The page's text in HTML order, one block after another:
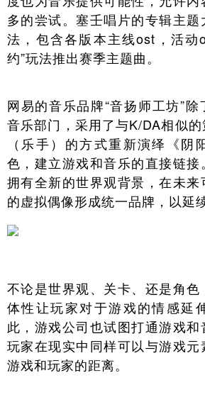
多的尝试。塞壬唱片的专辑主
法，包含各版本主线ost，活动
约”玩法推出赛季主题曲。
网易的音乐品牌“音扬师工坊”
音乐部门，采用了与K/DA相似
（乐手）的方式重新演绎《阴
色，建立游戏和音乐的直接链
拥有全新的世界观背景，在未
的虚拟偶像形成统一品牌，以延
不论是世界观、关卡、还是角
体性让玩家对于游戏的情感延
此，游戏公司也试图打通游戏
玩家在现实中同样可以与游戏
游戏和玩家的距离。